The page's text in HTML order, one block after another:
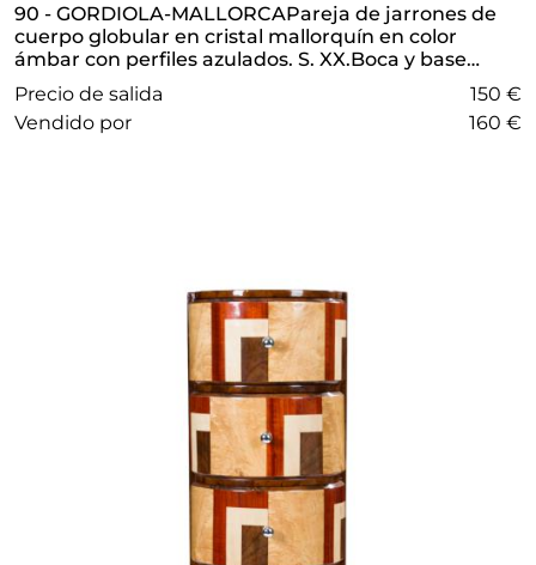
90 - GORDIOLA-MALLORCAPareja de jarrones de
cuerpo globular en cristal mallorquín en color
ámbar con perfiles azulados. S. XX.Boca y base
rizadas.
Precio de salida
150 €
vendido por
160 €